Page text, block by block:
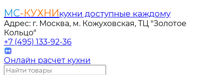
МС-КУХНИкухни доступные каждому
Адрес: г. Москва, м. Кожуховская, ТЦ "Золотое
Кольцо"
+7 (495) 133-92-36
Онлайн расчет кухни